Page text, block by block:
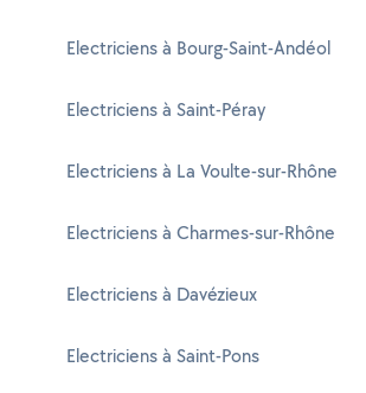
Electriciens à Bourg-Saint-Andéol
Electriciens à Saint-Péray
Electriciens à La Voulte-sur-Rhône
Electriciens à Charmes-sur-Rhône
Electriciens à Davézieux
Electriciens à Saint-Pons